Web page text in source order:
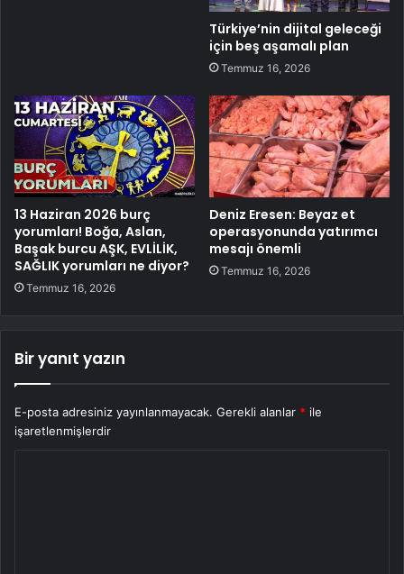
Türkiye’nin dijital geleceği
için beş aşamalı plan
Temmuz 16, 2026
13 Haziran 2026 burç
yorumları! Boğa, Aslan,
Başak burcu AŞK, EVLİLİK,
SAĞLIK yorumları ne diyor?
Temmuz 16, 2026
Deniz Eresen: Beyaz et
operasyonunda yatırımcı
mesajı önemli
Temmuz 16, 2026
Bir yanıt yazın
E-posta adresiniz yayınlanmayacak. Gerekli alanlar * ile
işaretlenmişlerdir